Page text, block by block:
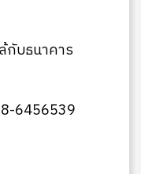
กับธนาคาร
6456539